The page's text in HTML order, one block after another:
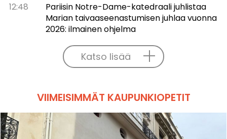
12:48
Pariisin Notre-Dame-katedraali juhlistaa
Marian taivaaseenastumisen juhlaa vuonna
2026: ilmainen ohjelma
Katso lisää
VIIMEISIMMÄT KAUPUNKIOPETIT